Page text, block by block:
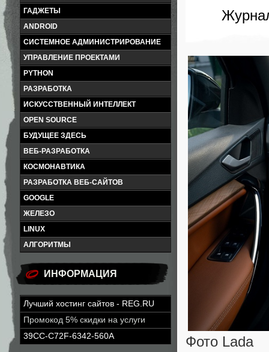
ГАДЖЕТЫ
ANDROID
СИСТЕМНОЕ АДМИНИСТРИРОВАНИЕ
УПРАВЛЕНИЕ ПРОЕКТАМИ
PYTHON
РАЗРАБОТКА
ИСКУССТВЕННЫЙ ИНТЕЛЛЕКТ
OPEN SOURCE
БУДУЩЕЕ ЗДЕСЬ
ВЕБ-РАЗРАБОТКА
КОСМОНАВТИКА
РАЗРАБОТКА ВЕБ-САЙТОВ
GOOGLE
ЖЕЛЕЗО
LINUX
АЛГОРИТМЫ
ИНФОРМАЦИЯ
Лучший хостинг сайтов - REG.RU
Промокод 5% скидки на услуги
39CC-C72F-6342-560A
Фото Lada